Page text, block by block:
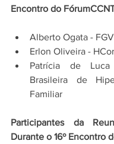
Encontro do
Alberto Ogata - FGV
Erlon Oliveira - HCor
Patrícia de
Brasileira de
Familiar
Participantes da
Durante o 16º Encontro